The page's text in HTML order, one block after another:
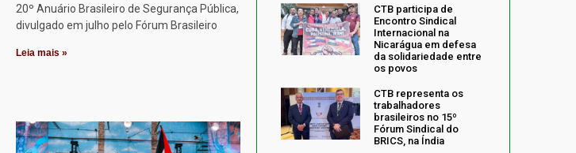
20º Anuário Brasileiro de Segurança Pública,
divulgado em julho pelo Fórum Brasileiro
Leia mais »
CTB participa de
Encontro Sindical
Internacional na
Nicarágua em defesa
da solidariedade entre
os povos
CTB representa os
trabalhadores
brasileiros no 15º
Fórum Sindical do
BRICS, na Índia